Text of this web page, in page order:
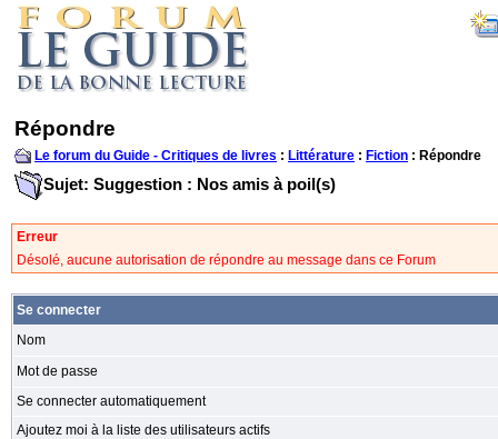
Répondre
Le forum du Guide - Critiques de livres : Littérature : Fiction : Répondre
Sujet: Suggestion : Nos amis à poil(s)
Erreur
Désolé, aucune autorisation de répondre au message dans ce Forum
Se connecter
Nom
Mot de passe
Se connecter automatiquement
Ajoutez moi à la liste des utilisateurs actifs